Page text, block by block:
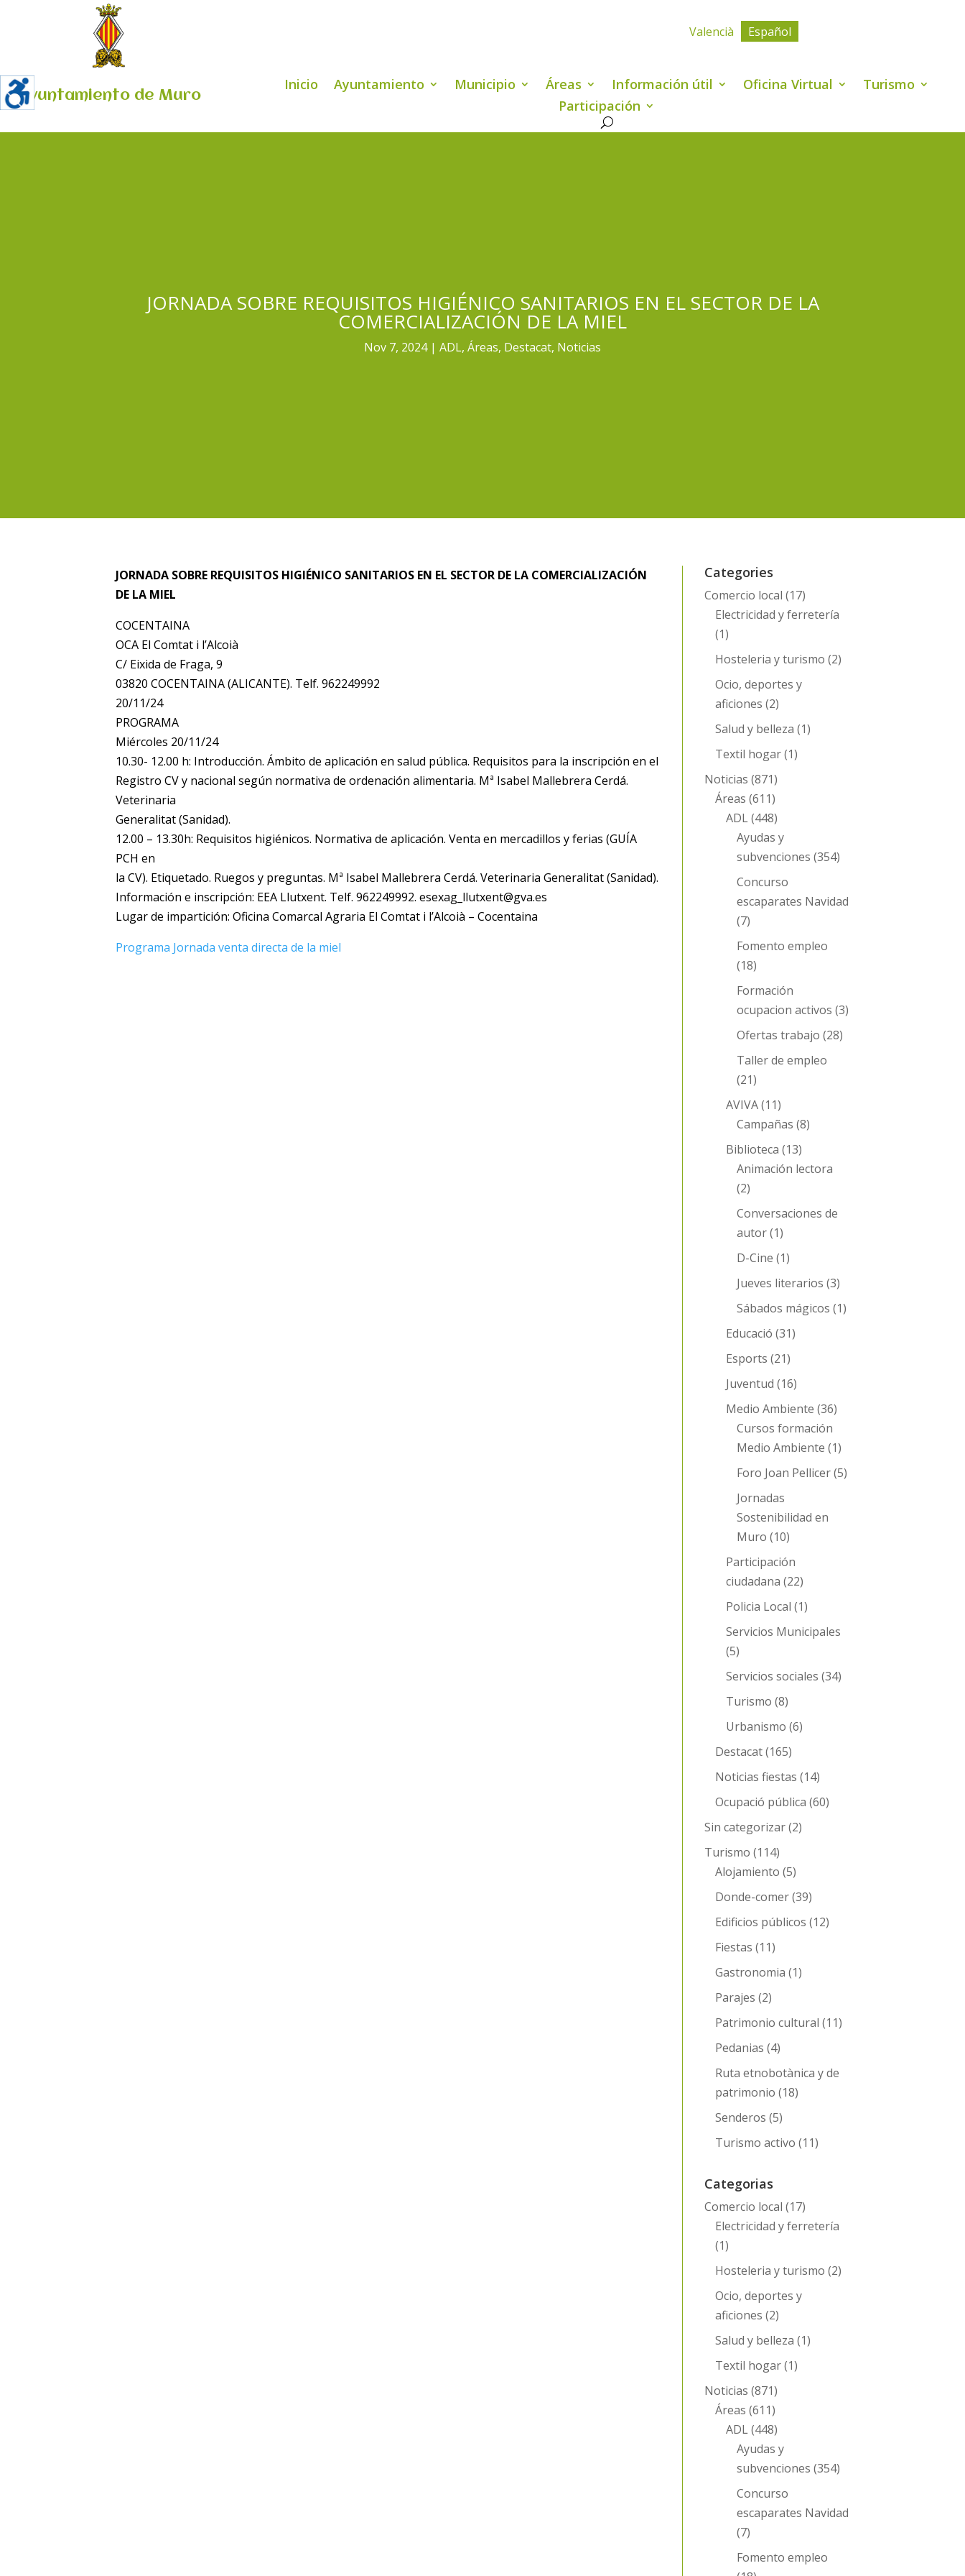
Ayuntamiento de Muro
Valencià Español
Inicio Ayuntamiento Municipio Áreas Información útil Oficina Virtual
Turismo
Participación
JORNADA SOBRE REQUISITOS HIGIÉNICO SANITARIOS EN EL SECTOR DE LA
COMERCIALIZACIÓN DE LA MIEL
Nov 7, 2024 ADL, Áreas, Destacat, Noticias
JORNADA SOBRE REQUISITOS HIGIÉNICO SANITARIOS EN EL SECTOR DE LA COMERCIALIZACIÓN
DE LA MIEL
COCENTAINA
OCA El Comtat i l’Alcoià
C/ Eixida de Fraga, 9
03820 COCENTAINA (ALICANTE). Telf. 962249992
20/11/24
PROGRAMA
Miércoles 20/11/24
10.30- 12.00 h: Introducción. Ámbito de aplicación en salud pública. Requisitos para la inscripción en el
Registro CV y nacional según normativa de ordenación alimentaria. Mª Isabel Mallebrera Cerdá.
Veterinaria
Generalitat (Sanidad).
12.00 – 13.30h: Requisitos higiénicos. Normativa de aplicación. Venta en mercadillos y ferias (GUÍA
PCH en
la CV). Etiquetado. Ruegos y preguntas. Mª Isabel Mallebrera Cerdá. Veterinaria Generalitat (Sanidad).
Información e inscripción: EEA Llutxent. Telf. 962249992. esexag_llutxent@gva.es
Lugar de impartición: Oficina Comarcal Agraria El Comtat i l’Alcoià – Cocentaina
Programa Jornada venta directa de la miel
Categories
Comercio local (17)
Electricidad y ferretería
(1)
Hosteleria y turismo (2)
Ocio, deportes y
aficiones (2)
Salud y belleza (1)
Textil hogar(1)
Noticias (871)
Áreas (611)
ADL(448)
Ayudas y
subvenciones (354)
Concurso
escaparates Navidad
(7)
Fomento empleo
(18)
Formación
ocupacion activos (3)
Ofertas trabajo (28)
Taller de empleo
(21)
AVIVA(11)
Campañas (8)
Biblioteca (13)
Animación lectora
(2)
Conversaciones de
autor(1)
D-Cine (1)
Jueves literarios (3)
Sábados mágicos (1)
Educació (31)
Esports (21)
Juventud (16)
Medio Ambiente (36)
Cursos formación
Medio Ambiente (1)
Foro Joan Pellicer(5)
Jornadas
Sostenibilidad en
Muro (10)
Participación
ciudadana (22)
Policia Local (1)
Servicios Municipales
(5)
Servicios sociales (34)
Turismo (8)
Urbanismo (6)
Destacat(165)
Noticias fiestas (14)
Ocupació pública (60)
Sin categorizar(2)
Turismo (114)
Alojamiento (5)
Donde-comer(39)
Edificios públicos (12)
Fiestas (11)
Gastronomia (1)
Parajes (2)
Patrimonio cultural (11)
Pedanias (4)
Ruta etnobotànica y de
patrimonio (18)
Senderos (5)
Turismo activo (11)
Categorias
Comercio local (17)
Electricidad y ferretería
(1)
Hosteleria y turismo (2)
Ocio, deportes y
aficiones (2)
Salud y belleza (1)
Textil hogar(1)
Noticias (871)
Áreas (611)
ADL(448)
Ayudas y
subvenciones (354)
Concurso
escaparates Navidad
(7)
Fomento empleo